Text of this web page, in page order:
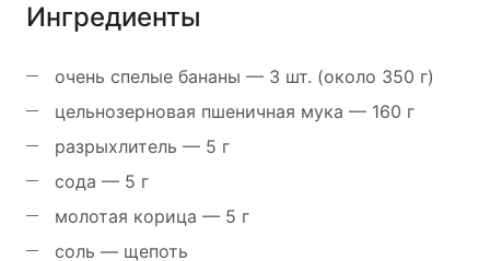
Ингредиенты
очень спелые бананы — 3 шт. (около 350 г)
цельнозерновая пшеничная мука — 160 г
разрыхлитель — 5 г
сода — 5 г
молотая корица — 5 г
соль — щепоть